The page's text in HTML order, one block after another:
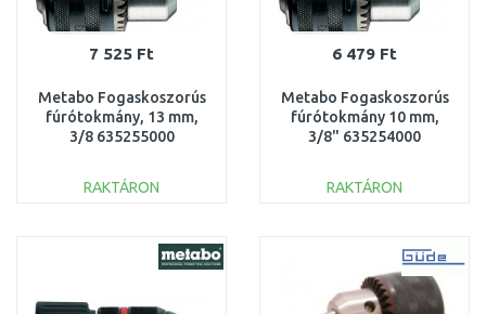
7 525 Ft
Metabo Fogaskoszorús
fúrótokmány, 13 mm,
3/8 635255000
RAKTÁRON
Összehasonlítás
6 479 Ft
Metabo Fogaskoszorús
fúrótokmány 10 mm,
3/8" 635254000
RAKTÁRON
Összehasonlítás